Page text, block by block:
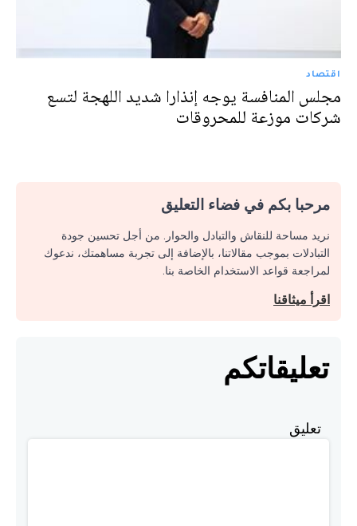
اقتصاد
مجلس المنافسة يوجه إنذارا شديد اللهجة لتسع
شركات موزعة للمحروقات
مرحبا بكم في فضاء التعليق
نريد مساحة للنقاش والتبادل والحوار. من أجل تحسين جودة
التبادلات بموجب مقالاتنا، بالإضافة إلى تجربة مساهمتك، ندعوك
لمراجعة قواعد الاستخدام الخاصة بنا.
اقرأ ميثاقنا
تعليقاتكم
تعليق